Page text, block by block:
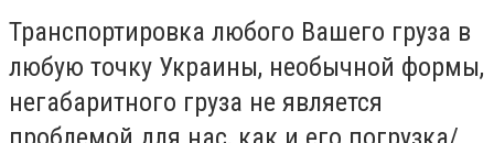
Транспортировка любого Вашего груза в
любую точку Украины, необычной формы,
негабаритного груза не является